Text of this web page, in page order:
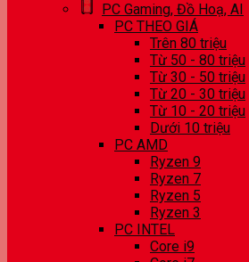
PC Gaming, Đồ Hoạ, AI
PC THEO GIÁ
Trên 80 triệu
Từ 50 - 80 triệu
Từ 30 - 50 triệu
Từ 20 - 30 triệu
Từ 10 - 20 triệu
Dưới 10 triệu
PC AMD
Ryzen 9
Ryzen 7
Ryzen 5
Ryzen 3
PC INTEL
Core i9